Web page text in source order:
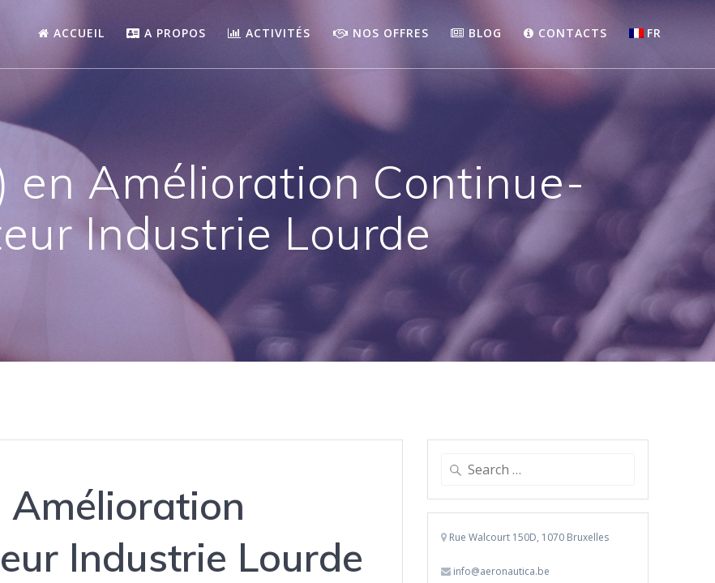
ACCUEIL A PROPOS ACTIVITÉS NOS OFFRES BLOG CONTACTS FR
en Amélioration Continue-
Industrie Lourde
Amélioration
Industrie Lourde
Search
Rue Walcourt 150D, 1070 Bruxelles
info@aeronautica.be